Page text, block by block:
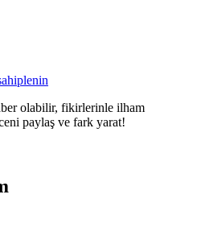
olabilir, fikirlerinle ilham
paylaş ve fark yarat!